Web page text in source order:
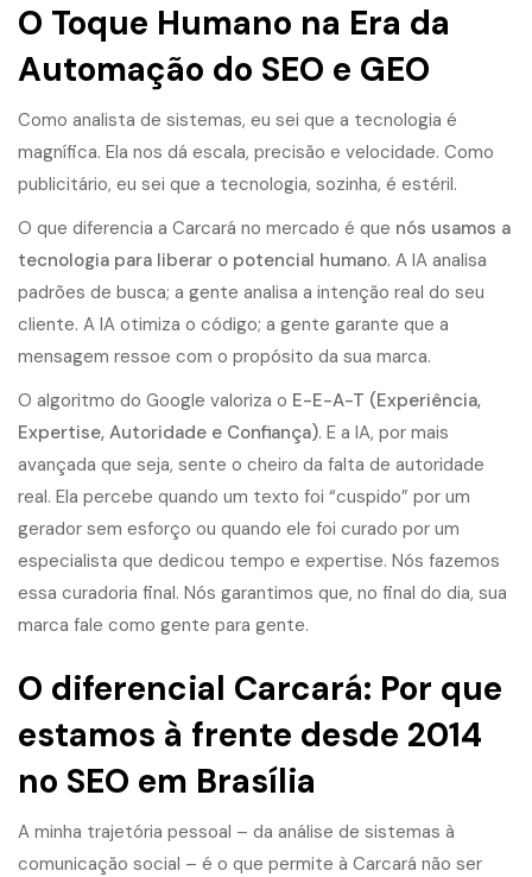
O Toque Humano na Era da
Automação do SEO e GEO
Como analista de sistemas, eu sei que a tecnologia é
magnífica. Ela nos dá escala, precisão e velocidade. Como
publicitário, eu sei que a tecnologia, sozinha, é estéril.
O que diferencia a Carcará no mercado é que nós usamos a
tecnologia para liberar o potencial humano. A IA analisa
padrões de busca; a gente analisa a intenção real do seu
cliente. A IA otimiza o código; a gente garante que a
mensagem ressoe com o propósito da sua marca.
O algoritmo do Google valoriza o E-E-A-T (Experiência,
Expertise, Autoridade e Confiança). E a IA, por mais
avançada que seja, sente o cheiro da falta de autoridade
real. Ela percebe quando um texto foi “cuspido” por um
gerador sem esforço ou quando ele foi curado por um
especialista que dedicou tempo e expertise. Nós fazemos
essa curadoria final. Nós garantimos que, no final do dia, sua
marca fale como gente para gente.
O diferencial Carcará: Por que
estamos à frente desde 2014
no SEO em Brasília
A minha trajetória pessoal – da análise de sistemas à
comunicação social – é o que permite à Carcará não ser